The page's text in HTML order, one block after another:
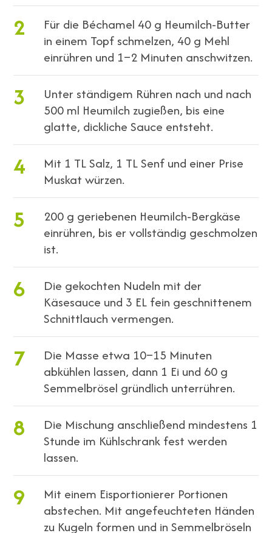
2
Für die Béchamel 40 g Heumilch-Butter
in einem Topf schmelzen, 40 g Mehl
einrühren und 1–2 Minuten anschwitzen.
3
Unter ständigem Rühren nach und nach
500 ml Heumilch zugießen, bis eine
glatte, dickliche Sauce entsteht.
4
Mit 1 TL Salz, 1 TL Senf und einer Prise
Muskat würzen.
5
200 g geriebenen Heumilch-Bergkäse
einrühren, bis er vollständig geschmolzen
ist.
6
Die gekochten Nudeln mit der
Käsesauce und 3 EL fein geschnittenem
Schnittlauch vermengen.
7
Die Masse etwa 10–15 Minuten
abkühlen lassen, dann 1 Ei und 60 g
Semmelbrösel gründlich unterrühren.
8
Die Mischung anschließend mindestens 1
Stunde im Kühlschrank fest werden
lassen.
9
Mit einem Eisportionierer Portionen
abstechen. Mit angefeuchteten Händen
zu Kugeln formen und in Semmelbröseln